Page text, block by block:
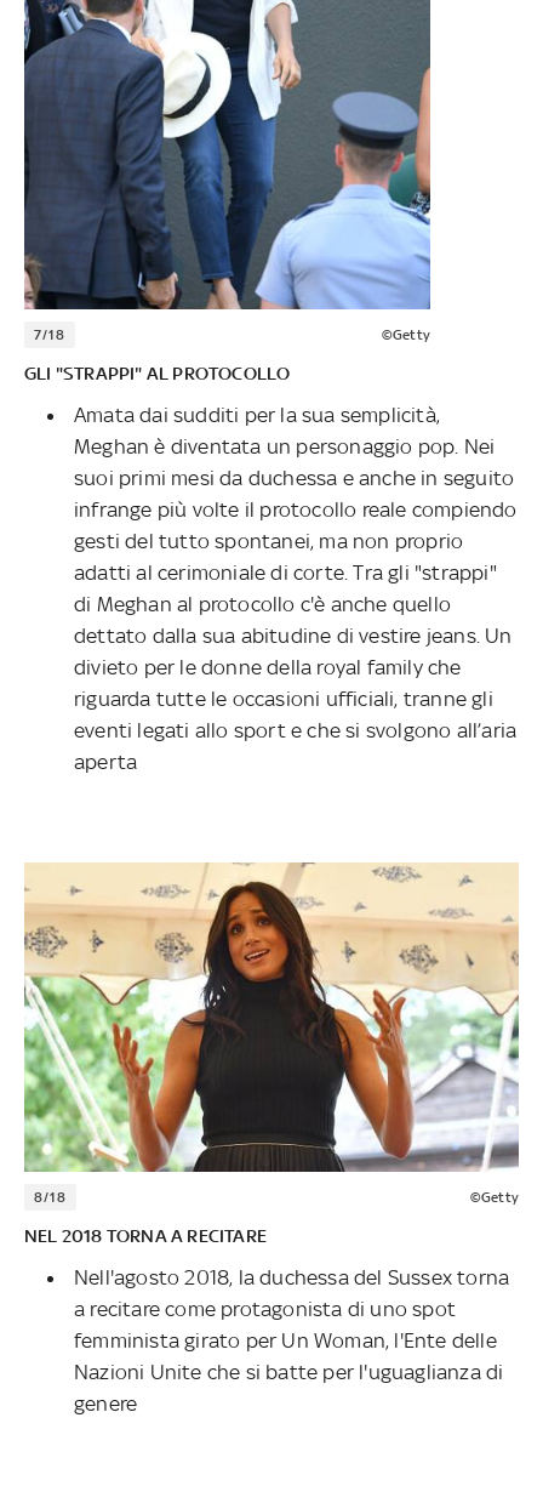
7/18 ©Getty
GLI "STRAPPI" AL PROTOCOLLO
Amata dai sudditi per la sua semplicità,
Meghan è diventata un personaggio pop. Nei
suoi primi mesi da duchessa e anche in seguito
infrange più volte il protocollo reale compiendo
gesti del tutto spontanei, ma non proprio
adatti al cerimoniale di corte. Tra gli "strappi"
di Meghan al protocollo c'è anche quello
dettato dalla sua abitudine di vestire jeans. Un
divieto per le donne della royal family che
riguarda tutte le occasioni ufficiali, tranne gli
eventi legati allo sport e che si svolgono all’aria
aperta
8/18 ©Getty
NEL 2018 TORNA A RECITARE
Nell'agosto 2018, la duchessa del Sussex torna
a recitare come protagonista di uno spot
femminista girato per Un Woman, l'Ente delle
Nazioni Unite che si batte per l'uguaglianza di
genere